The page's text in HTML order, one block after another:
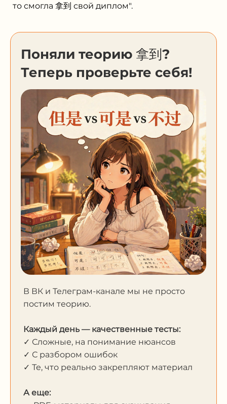
то смогла 拿到 свой диплом".
Поняли теорию 拿到?
Теперь проверьте себя!
В ВК и Телеграм-канале мы не просто
постим теорию.
Каждый день — качественные тесты:
✓ Сложные, на понимание нюансов
✓ С разбором ошибок
✓ Те, что реально закрепляют материал
А еще: